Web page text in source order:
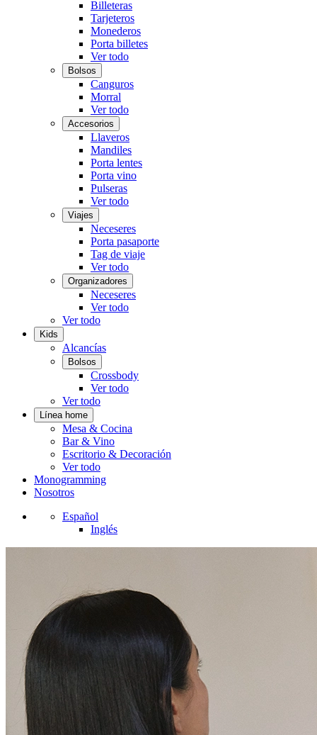
Billeteras
Tarjeteros
Monederos
Porta billetes
Ver todo
Bolsos
Canguros
Morral
Ver todo
Accesorios
Llaveros
Mandiles
Porta lentes
Porta vino
Pulseras
Ver todo
Viajes
Neceseres
Porta pasaporte
Tag de viaje
Ver todo
Organizadores
Neceseres
Ver todo
Ver todo
Kids
Alcancías
Bolsos
Crossbody
Ver todo
Ver todo
Línea home
Mesa & Cocina
Bar & Vino
Escritorio & Decoración
Ver todo
Monogramming
Nosotros
Español
Inglés